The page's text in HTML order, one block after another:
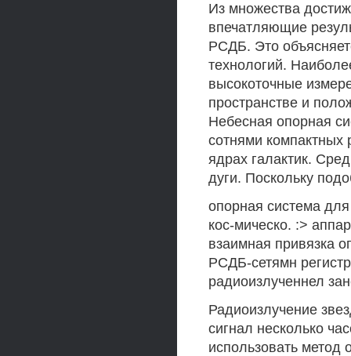
Из множества
впечатляющие
РСДБ. Это
технологий.
высокоточные
пространстве и
Небесная опорная
сотнями компактных
ядрах галактик.
дуги. Поскольку
опорная система
кос-мическо. :>
взаимная привязка
РСДБ-сетямн
радиоизлученнел
Радиоизлучение
сигнал несколько
использовать метод